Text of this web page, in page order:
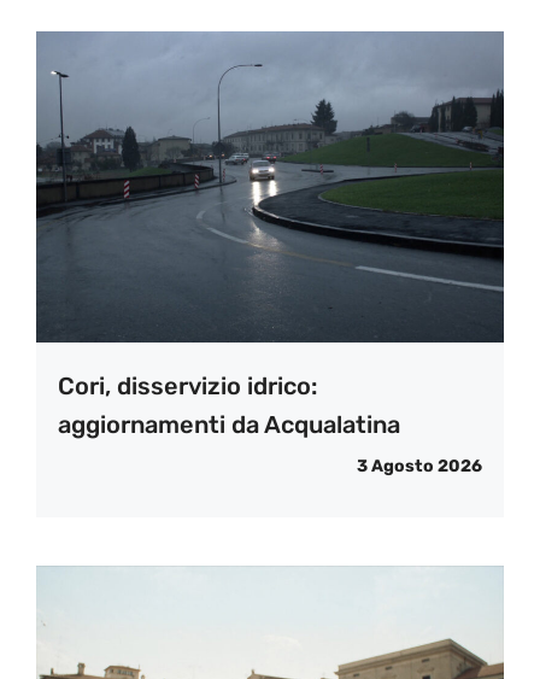
Cori, disservizio idrico:
aggiornamenti da Acqualatina
3 Agosto 2026